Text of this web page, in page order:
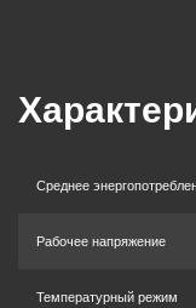
Среднее
Рабочее напряжение
Температурный режим